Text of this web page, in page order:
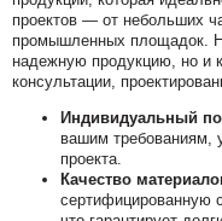
проектов — от небольших
промышленных площадок.
надежную продукцию, но и
консультации,
Индивидуальный
вашим требованиям,
проекта.
Качество
сертифицированную